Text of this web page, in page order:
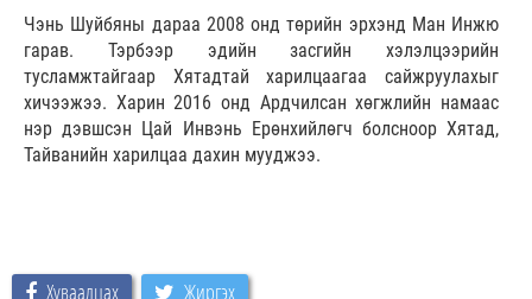
Чэнь Шуйбяны дараа 2008 онд төрийн эрхэнд Ман Инжю
гарав. Тэрбээр эдийн засгийн хэлэлцээрийн
тусламжтайгаар Хятадтай харилцаагаа сайжруулахыг
хичээжээ. Харин 2016 онд Ардчилсан хөгжлийн намаас
нэр дэвшсэн Цай Инвэнь Ерөнхийлөгч болсноор Хятад,
Тайванийн харилцаа дахин мууджээ.
Хуваалцах Жиргэх